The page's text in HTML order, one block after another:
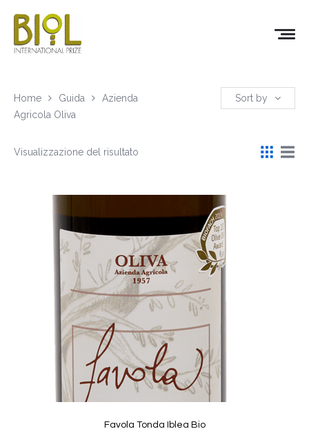
Home Guida
Azienda
Agricola Oliva
Sort by
Visualizzazione del risultato
Favola Tonda Iblea Bio